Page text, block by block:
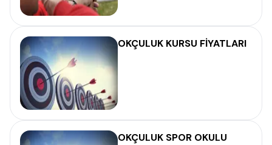
OKÇULUK KURSU FİYATLARI
OKÇULUK SPOR OKULU